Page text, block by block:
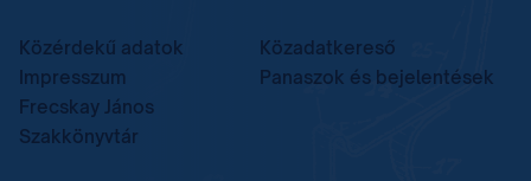
Közérdekű adatok
Közadatkereső
Impresszum
Panaszok és bejelentések
Frecskay János
Szakkönyvtár